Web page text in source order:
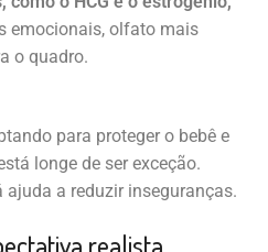
emocionais, olfato mais
o quadro.
para proteger o bebê e
longe de ser exceção.
a reduzir inseguranças.
realista